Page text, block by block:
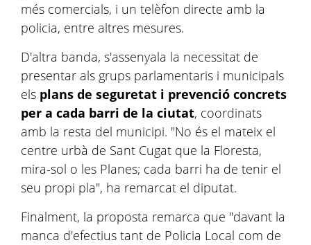
més comercials, i un telèfon directe amb la
policia, entre altres mesures.
D'altra banda, s'assenyala la necessitat de
presentar als grups parlamentaris i municipals
els plans de seguretat i prevenció concrets
per a cada barri de la ciutat, coordinats
amb la resta del municipi. "No és el mateix el
centre urbà de Sant Cugat que la Floresta,
mira-sol o les Planes; cada barri ha de tenir el
seu propi pla", ha remarcat el diputat.
Finalment, la proposta remarca que "davant la
manca d'efectius tant de Policia Local com de